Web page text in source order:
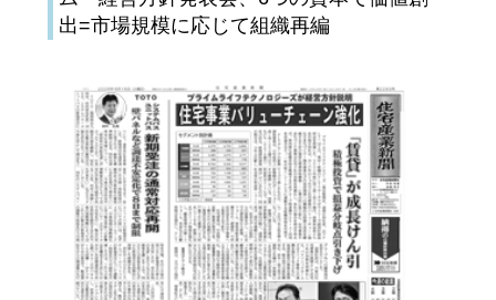
出=市場規模に応じて組織再編